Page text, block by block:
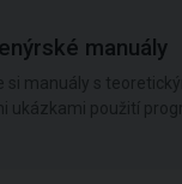
manuály